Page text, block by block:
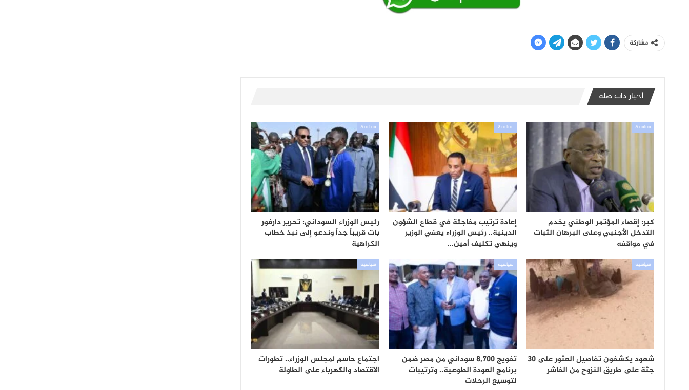
مشاركة
أخبار ذات صلة
سياسية
كبر: إقصاء المؤتمر الوطني يخدم
التدخل الأجنبي وعلى البرهان الثبات
في مواقفه
سياسية
إعادة ترتيب مفاجئة في قطاع الشؤون
الدينية.. رئيس الوزراء يعفي الوزير
وينهي تكليف أمين…
سياسية
رئيس الوزراء السوداني: تحرير دارفور
بات قريباً جداً وندعو إلى نبذ خطاب
الكراهية
سياسية
شهود يكشفون تفاصيل العثور على 30
جثة على طريق النزوح من الفاشر
سياسية
تفويج 8,700 سوداني من مصر ضمن
برنامج العودة الطوعية.. وترتيبات
لتوسيع الرحلات
سياسية
اجتماع حاسم لمجلس الوزراء.. تطورات
الاقتصاد والكهرباء على الطاولة